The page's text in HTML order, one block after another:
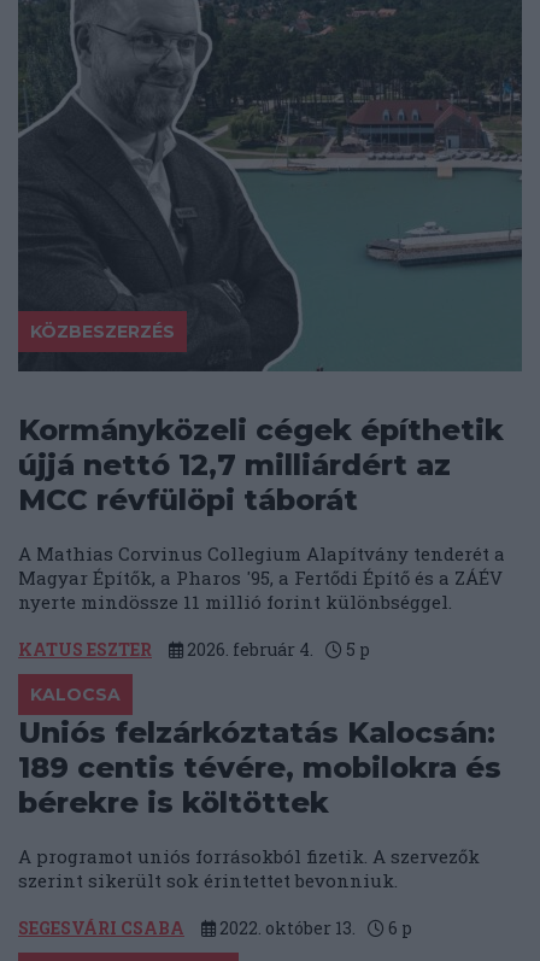
KÖZBESZERZÉS
Kormányközeli cégek építhetik
újjá nettó 12,7 milliárdért az
MCC révfülöpi táborát
A Mathias Corvinus Collegium Alapítvány tenderét a
Magyar Építők, a Pharos '95, a Fertődi Építő és a ZÁÉV
nyerte mindössze 11 millió forint különbséggel.
KATUS ESZTER 2026. február 4. 5 p
KALOCSA
Uniós felzárkóztatás Kalocsán:
189 centis tévére, mobilokra és
bérekre is költöttek
A programot uniós forrásokból fizetik. A szervezők
szerint sikerült sok érintettet bevonniuk.
SEGESVÁRI CSABA 2022. október 13. 6 p